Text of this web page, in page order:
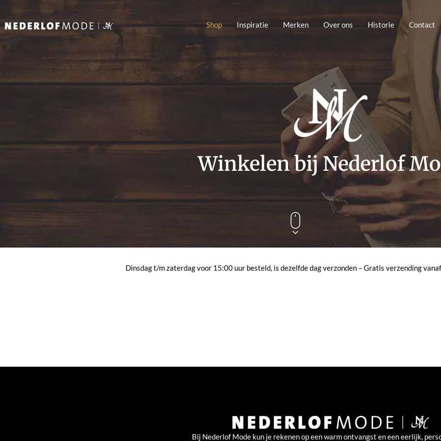
Shop Inspiratie Merken Over ons Historie Contact
Winkelen bij Nederlof
Dinsdag t/m zaterdag voor 15:00 uur besteld, is dezelfde dag verzonden – Gratis verzending
Bij Nederlof Mode kun je rekenen op een warm ontvangst en een eerlijk,